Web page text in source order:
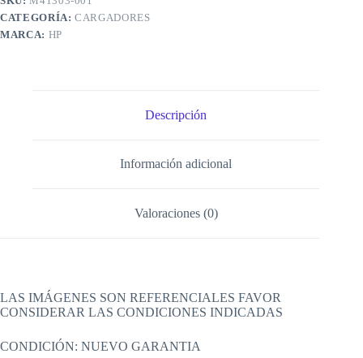
CATEGORÍA:CARGADORES
MARCA: HP
Descripción
Información adicional
Valoraciones (0)
LAS IMÁGENES SON REFERENCIALES FAVOR
CONSIDERAR LAS CONDICIONES INDICADAS
CONDICIÓN: NUEVO GARANTIA